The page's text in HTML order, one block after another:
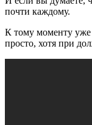
почти каждому.
К тому моменту уже
просто, хотя при